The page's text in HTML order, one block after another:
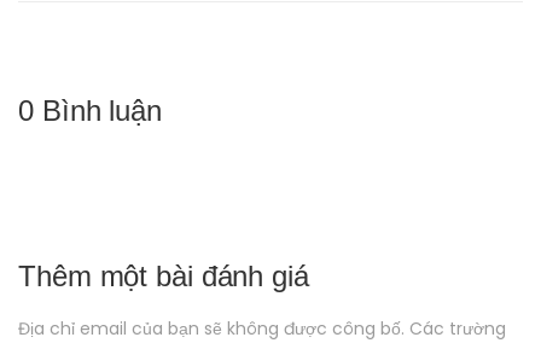
0 Bình luận
Thêm một bài đánh giá
Địa chỉ email của bạn sẽ không được công bố. Các trường